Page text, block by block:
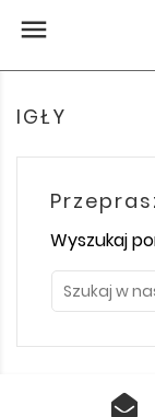

IGŁY
Wyszukaj